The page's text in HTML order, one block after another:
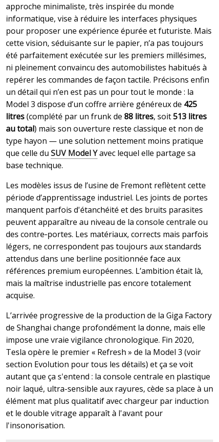
approche minimaliste, très inspirée du monde
informatique, vise à réduire les interfaces physiques
pour proposer une expérience épurée et futuriste. Mais
cette vision, séduisante sur le papier, n’a pas toujours
été parfaitement exécutée sur les premiers millésimes,
ni pleinement convaincu des automobilistes habitués à
repérer les commandes de façon tactile. Précisons enfin
un détail qui n’en est pas un pour tout le monde : la
Model 3 dispose d’un coffre arrière généreux de 425
litres(complété par un frunk de 88 litres, soit513 litres
au total) mais son ouverture reste classique et non de
type hayon — une solution nettement moins pratique
que celle du SUV Model Yavec lequel elle partage sa
base technique.
Les modèles issus de l’usine de Fremont reflètent cette
période d’apprentissage industriel. Les joints de portes
manquent parfois d'étanchéité et des bruits parasites
peuvent apparaître au niveau de la console centrale ou
des contre‑portes. Les matériaux, corrects mais parfois
légers, ne correspondent pas toujours aux standards
attendus dans une berline positionnée face aux
références premium européennes. L’ambition était là,
mais la maîtrise industrielle pas encore totalement
acquise.
L’arrivée progressive de la production de la Giga Factory
de Shanghai change profondément la donne, mais elle
impose une vraie vigilance chronologique. Fin 2020,
Tesla opère le premier « Refresh » de la Model 3 (voir
section Evolution pour tous les détails) et ça se voit
autant que ça s'entend : la console centrale en plastique
noir laqué, ultra-sensible aux rayures, cède sa place à un
élément mat plus qualitatif avec chargeur par induction
et le double vitrage apparaît à l'avant pour
l'insonorisation.